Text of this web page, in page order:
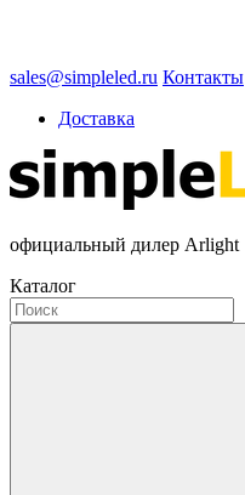
sales@simpleled.ru Контакты
Доставка
официальный дилер Arlight
Каталог